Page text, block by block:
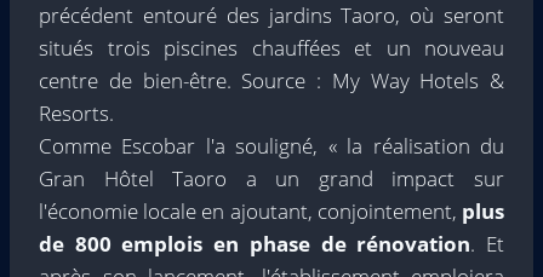
précédent entouré des jardins Taoro, où seront
situés trois piscines chauffées et un nouveau
centre de bien-être. Source : My Way Hotels &
Resorts.
Comme Escobar l'a souligné, « la réalisation du
Gran Hôtel Taoro a un grand impact sur
l'économie locale en ajoutant, conjointement, plus
de 800 emplois en phase de rénovation. Et